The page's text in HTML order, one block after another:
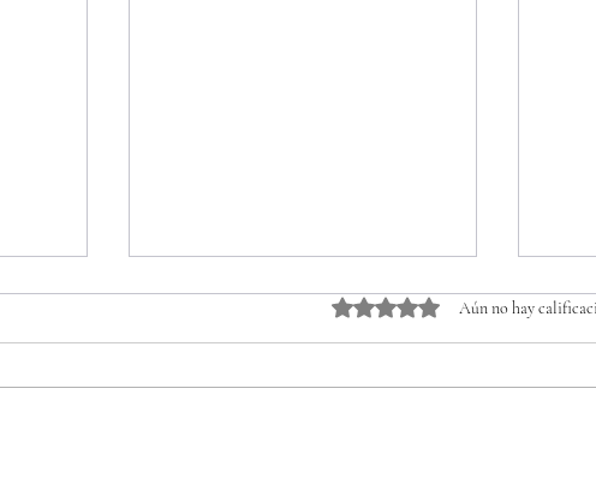
Obtuvo 0 de 5 estrellas.
Aún no hay